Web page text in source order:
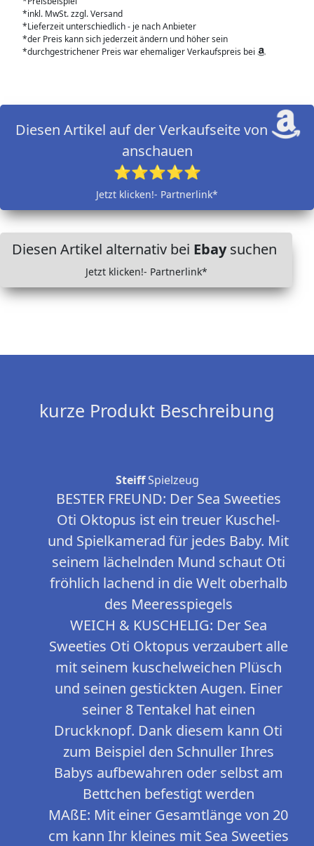
*inkl. MwSt. zzgl. Versand
*Lieferzeit unterschiedlich - je nach Anbieter
*der Preis kann sich jederzeit ändern und höher sein
*durchgestrichener Preis war ehemaliger Verkaufspreis bei
Diesen Artikel auf der Verkaufseite von
anschauen
⭐⭐⭐⭐⭐
Jetzt klicken!- Partnerlink*
Diesen Artikel alternativ bei Ebaysuchen
Jetzt klicken!- Partnerlink*
kurze Produkt Beschreibung
SteiffSpielzeug
BESTER FREUND: Der Sea Sweeties
Oti Oktopus ist ein treuer Kuschel-
und Spielkamerad für jedes Baby. Mit
seinem lächelnden Mund schaut Oti
fröhlich lachend in die Welt oberhalb
des Meeresspiegels
WEICH & KUSCHELIG: Der Sea
Sweeties Oti Oktopus verzaubert alle
mit seinem kuschelweichen Plüsch
und seinen gestickten Augen. Einer
seiner 8 Tentakel hat einen
Druckknopf. Dank diesem kann Oti
zum Beispiel den Schnuller Ihres
Babys aufbewahren oder selbst am
Bettchen befestigt werden
MAßE: Mit einer Gesamtlänge von 20
cm kann Ihr kleines mit Sea Sweeties